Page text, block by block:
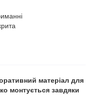
матеріал для
монтується завдяки